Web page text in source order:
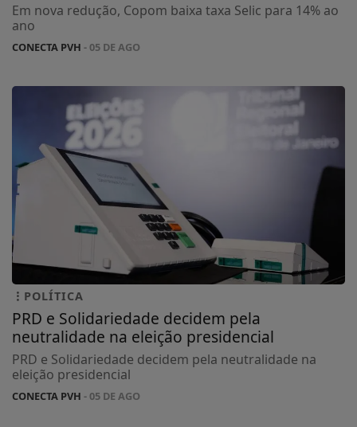
Em nova redução, Copom baixa taxa Selic para 14% ao
ano
CONECTA PVH - 05 DE AGO
POLÍTICA
PRD e Solidariedade decidem pela
neutralidade na eleição presidencial
PRD e Solidariedade decidem pela neutralidade na
eleição presidencial
CONECTA PVH - 05 DE AGO